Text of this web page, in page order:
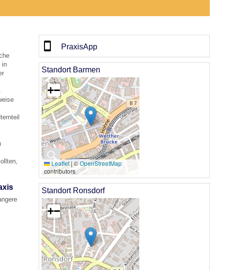
in
PraxisApp
Standort Barmen
🔍
+−
Leaflet |©OpenStreetMap
contributors
Standort Ronsdorf
+−